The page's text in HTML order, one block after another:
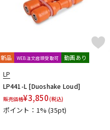
新品 WEB注文店頭受取可 動画あり
LP
LP441-L [Duoshake Loud]
販売価格¥3,850(税込)
ポイント：1%(35pt)